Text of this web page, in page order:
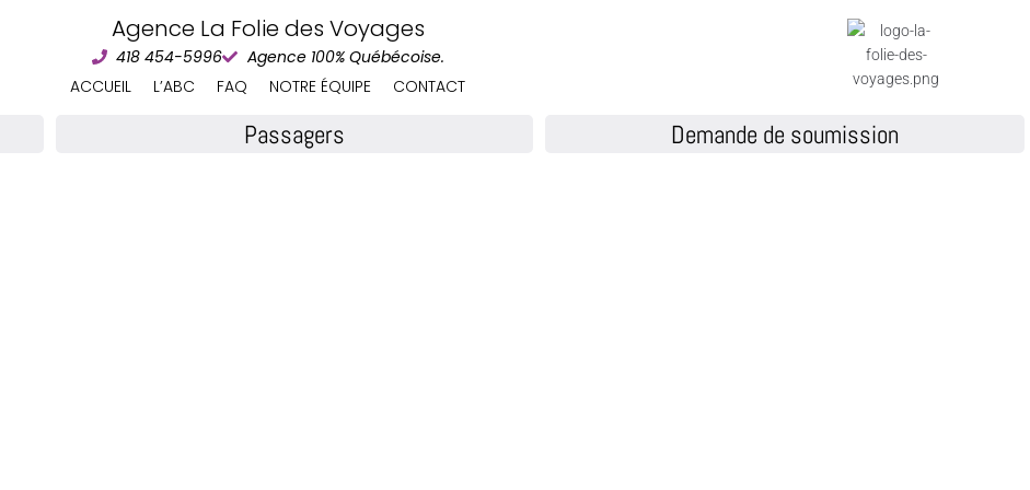
Agence La Folie des Voyages
418 454-5996
Agence 100% Québécoise.
ACCUEIL
L’ABC FAQ NOTRE ÉQUIPE CONTACT
Passagers Demande de soumission